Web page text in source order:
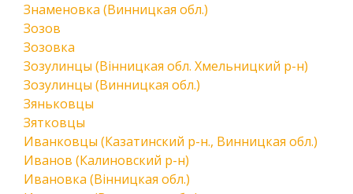
Знаменовка (Винницкая обл.)
Зозов
Зозовка
Зозулинцы (Вінницкая обл. Хмельницкий р-н)
Зозулинцы (Винницкая обл.)
Зяньковцы
Зятковцы
Иванковцы (Казатинский р-н., Винницкая обл.)
Иванов (Калиновский р-н)
Ивановка (Вінницкая обл.)